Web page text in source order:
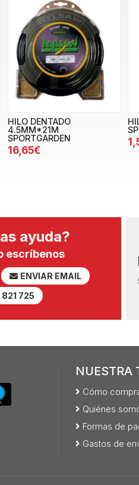
HILO DENTADO
4.5MM*21M
SPORTGARDEN
16,65€
ayuda?
escríbenos
ENVIAR EMAIL
821 725
NUESTRA
Cómo
Quiénes
Formas de
Gastos de